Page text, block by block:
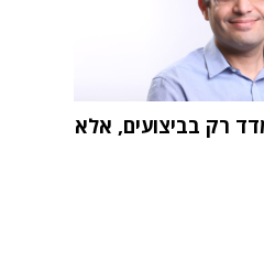
רק בביצועים, אלא